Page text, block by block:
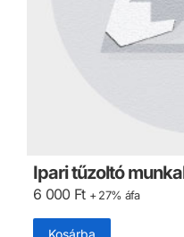
Ipari tűzoltó
6 000 Ft + 27% áfa
Kosárba